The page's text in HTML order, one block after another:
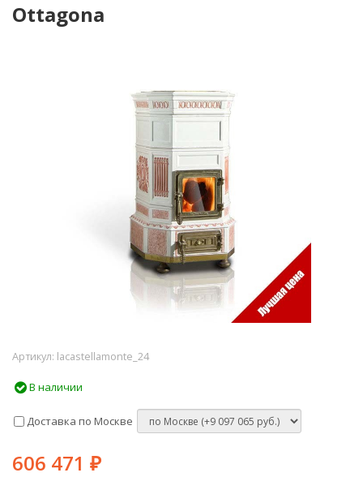
Ottagona
Артикул: lacastellamonte_24
В наличии
Доставка по Москве
606 471 ₽